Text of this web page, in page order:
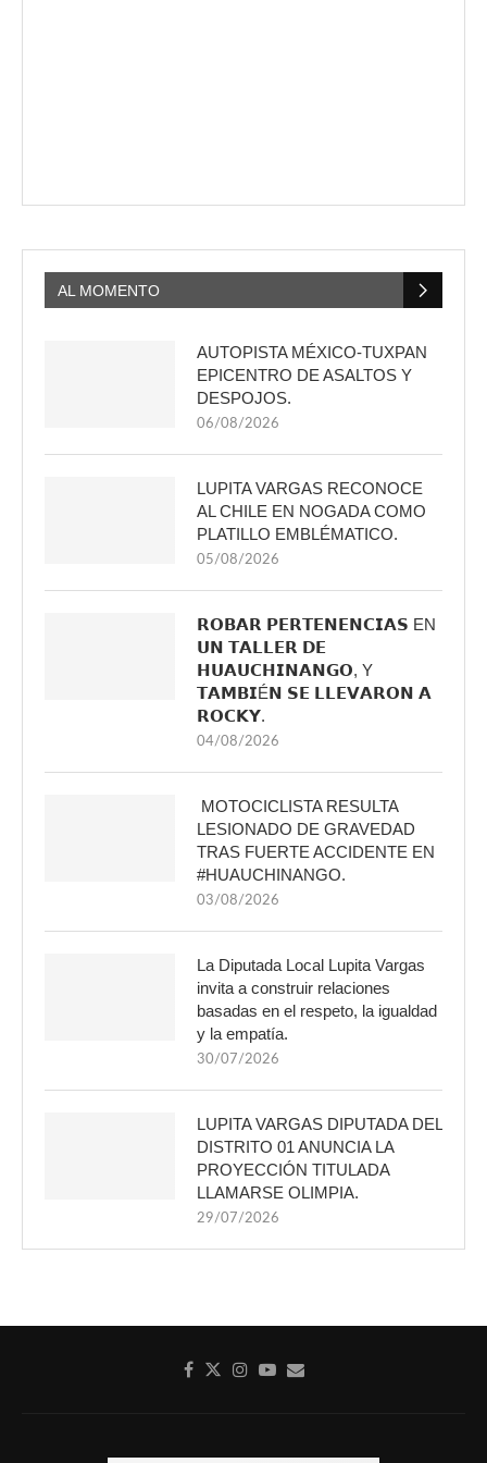
AL MOMENTO
AUTOPISTA MÉXICO-TUXPAN
EPICENTRO DE ASALTOS Y
DESPOJOS.
06/08/2026
LUPITA VARGAS RECONOCE
AL CHILE EN NOGADA COMO
PLATILLO EMBLÉMATICO.
05/08/2026
𝗥𝗢𝗕𝗔𝗥 𝗣𝗘𝗥𝗧𝗘𝗡𝗘𝗡𝗖𝗜𝗔𝗦 EN
𝗨𝗡 𝗧𝗔𝗟𝗟𝗘𝗥 𝗗𝗘
𝗛𝗨𝗔𝗨𝗖𝗛𝗜𝗡𝗔𝗡𝗚𝗢, Y
𝗧𝗔𝗠𝗕𝗜É𝗡 𝗦𝗘 𝗟𝗟𝗘𝗩𝗔𝗥𝗢𝗡 𝗔
𝗥𝗢𝗖𝗞𝗬.
04/08/2026
MOTOCICLISTA RESULTA
LESIONADO DE GRAVEDAD
TRAS FUERTE ACCIDENTE EN
#HUAUCHINANGO.
03/08/2026
La Diputada Local Lupita Vargas
invita a construir relaciones
basadas en el respeto, la igualdad
y la empatía.
30/07/2026
LUPITA VARGAS DIPUTADA DEL
DISTRITO 01 ANUNCIA LA
PROYECCIÓN TITULADA
LLAMARSE OLIMPIA.
29/07/2026